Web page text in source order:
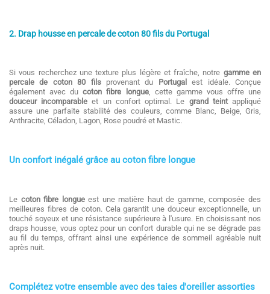
2. Drap housse en percale de coton 80 fils du Portugal
Si vous recherchez une texture plus légère et fraîche, notre gamme en
percale de coton 80 filsprovenant du Portugal
est idéale. Conçue
également avec ducoton fibre longue, cette gamme vous offre une
douceur incomparable et un confort optimal. Le grand teintappliqué
assure une parfaite stabilité des couleurs, comme Blanc, Beige, Gris,
Anthracite, Céladon, Lagon, Rose poudré et Mastic.
Un confort inégalé grâce au coton fibre longue
Le coton fibre longueest une matière haut de gamme, composée des
meilleures fibres de coton. Cela garantit une douceur exceptionnelle, un
touché soyeux et une résistance supérieure à l'usure. En choisissant nos
draps housse, vous optez pour un confort durable qui ne se dégrade pas
au fil du temps, offrant ainsi une expérience de sommeil agréable nuit
après nuit.
Complétez votre ensemble avec des taies d'oreiller assorties